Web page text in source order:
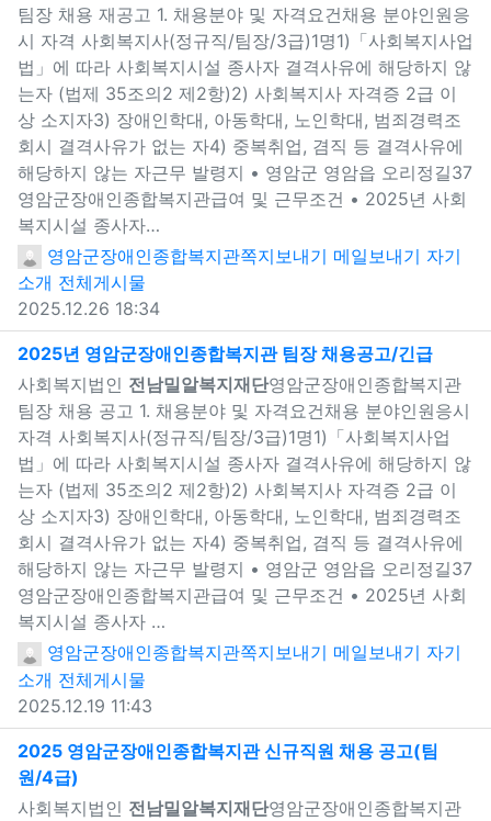
팀장 채용 재공고 1. 채용분야 및 자격요건채용 분야인원응
시 자격 사회복지사(정규직/팀장/3급)1명1)「사회복지사업
법」에 따라 사회복지시설 종사자 결격사유에 해당하지 않
는자 (법제 35조의2 제2항)2) 사회복지사 자격증 2급 이
상 소지자3) 장애인학대, 아동학대, 노인학대, 범죄경력조
회시 결격사유가 없는 자4) 중복취업, 겸직 등 결격사유에
해당하지 않는 자근무 발령지 • 영암군 영암읍 오리정길37
영암군장애인종합복지관급여 및 근무조건 • 2025년 사회
복지시설 종사자…
영암군장애인종합복지관쪽지보내기 메일보내기 자기
소개 전체게시물
2025.12.26 18:34
2025년 영암군장애인종합복지관 팀장 채용공고/긴급
사회복지법인 전남밀알복지재단영암군장애인종합복지관
팀장 채용 공고 1. 채용분야 및 자격요건채용 분야인원응시
자격 사회복지사(정규직/팀장/3급)1명1)「사회복지사업
법」에 따라 사회복지시설 종사자 결격사유에 해당하지 않
는자 (법제 35조의2 제2항)2) 사회복지사 자격증 2급 이
상 소지자3) 장애인학대, 아동학대, 노인학대, 범죄경력조
회시 결격사유가 없는 자4) 중복취업, 겸직 등 결격사유에
해당하지 않는 자근무 발령지 • 영암군 영암읍 오리정길37
영암군장애인종합복지관급여 및 근무조건 • 2025년 사회
복지시설 종사자 …
영암군장애인종합복지관쪽지보내기 메일보내기 자기
소개 전체게시물
2025.12.19 11:43
2025 영암군장애인종합복지관 신규직원 채용 공고(팀
원/4급)
새창으로 보기
사회복지법인 전남밀알복지재단영암군장애인종합복지관